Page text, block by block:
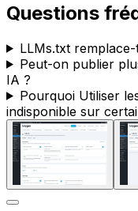
Questions
LLMs.txtremplace-
Peut-on publier
IA ?
Pourquoi Utiliser
indisponible sur